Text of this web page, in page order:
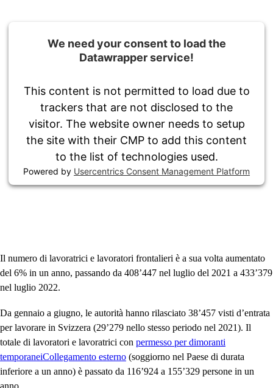
We need your consent to load the
Datawrapper service!
This content is not permitted to load due to
trackers that are not disclosed to the
visitor. The website owner needs to setup
the site with their CMP to add this content
to the list of technologies used.
Powered by Usercentrics Consent Management Platform
Il numero di lavoratrici e lavoratori frontalieri è a sua volta aumentato
del 6% in un anno, passando da 408’447 nel luglio del 2021 a 433’379
nel luglio 2022.
Da gennaio a giugno, le autorità hanno rilasciato 38’457 visti d’entrata
per lavorare in Svizzera (29’279 nello stesso periodo nel 2021). Il
totale di lavoratori e lavoratrici con permesso per dimoranti
temporaneiCollegamento esterno (soggiorno nel Paese di durata
inferiore a un anno) è passato da 116’924 a 155’329 persone in un
anno.